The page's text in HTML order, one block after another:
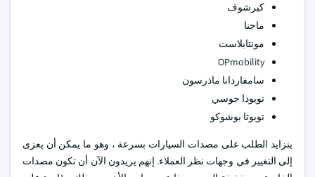
كيرشوف
ماجنا
مونتابلاست
OPmobility
سامفاردانا ماذرسون
تويودا جوسي
تويوتا بوشوكو
يتزايد الطلب على مصدات السيارات بسرعة ، وهو ما يمكن أن يعزى
إلى التغيير في وجهات نظر العملاء. إنهم يريدون الآن أن تكون مصدات